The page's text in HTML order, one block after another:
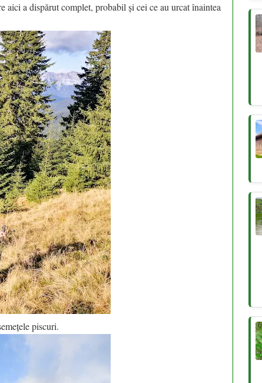
aici a dispărut complet, probabil și cei ce au urcat înaintea
piscuri.